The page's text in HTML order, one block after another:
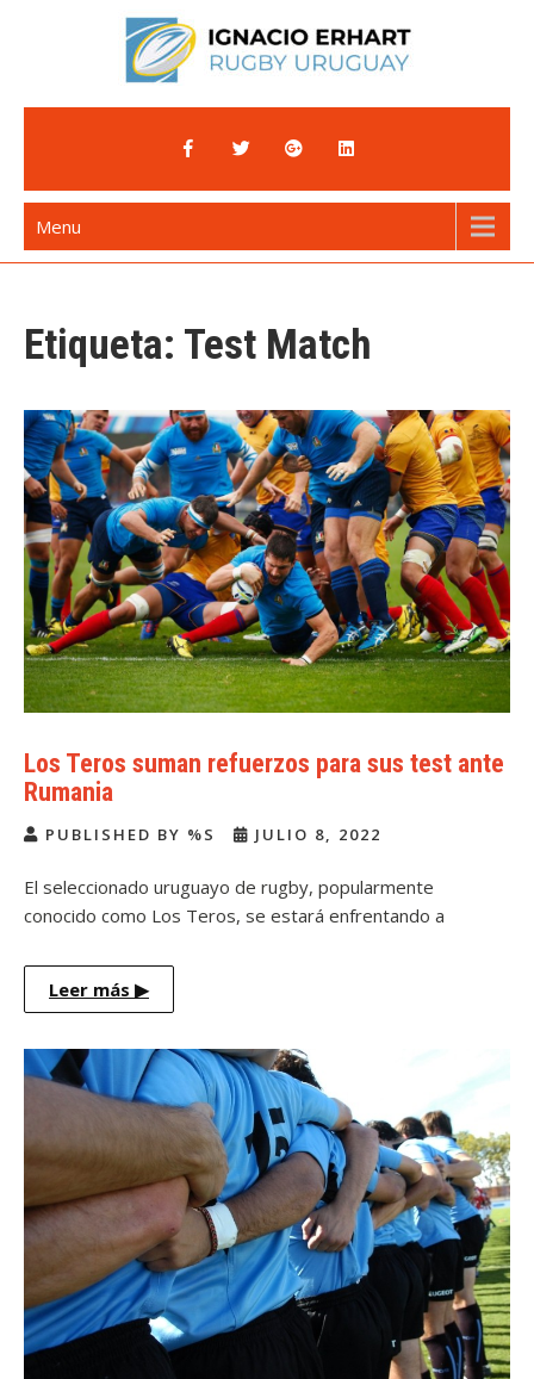
Ignacio Erhart
Rugby Uruguay
Menu
Etiqueta: Test Match
Los Teros suman refuerzos para sus test ante
Rumania
PUBLISHED BY %S JULIO 8, 2022
El seleccionado uruguayo de rugby, popularmente
conocido como Los Teros, se estará enfrentando a
Leer más ▶